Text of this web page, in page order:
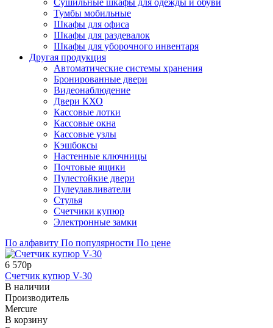
Тумбы мобильные
Шкафы для офиса
Шкафы для раздевалок
Шкафы для уборочного инвентаря
Другая продукция
Автоматические системы хранения
Бронированные двери
Видеонаблюдение
Двери КХО
Кассовые лотки
Кассовые окна
Кассовые узлы
Кэшбоксы
Настенные ключницы
Почтовые ящики
Пулестойкие двери
Пулеулавливатели
Стулья
Счетчики купюр
Электронные замки
По алфавиту По популярности По цене
6 570р
Счетчик купюр V-30
В наличии
Производитель
Mercure
В корзину